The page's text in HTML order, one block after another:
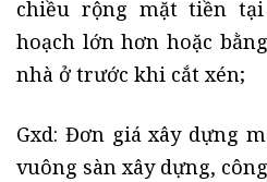
chiều rộng mặt tiền
hoạch lớn hơn hoặc
nhà ở trước khi cắt xén;
Gxd: Đơn giá xây dựng
vuông sàn xây dựng,